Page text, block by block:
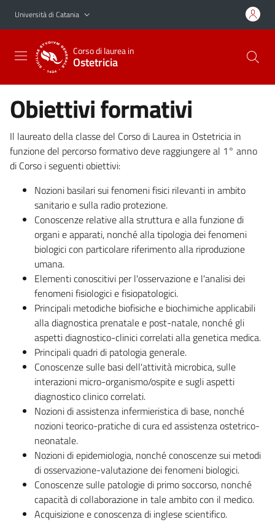
Vai al contenuto principale
Vai al menu di navigazione
Università di Catania
Corso di laurea in
Ostetricia
Obiettivi formativi
Il laureato della classe del Corso di Laurea in Ostetricia in
funzione del percorso formativo deve raggiungere al 1° anno
di Corso i seguenti obiettivi:
Nozioni basilari sui fenomeni fisici rilevanti in ambito
sanitario e sulla radio protezione.
Conoscenze relative alla struttura e alla funzione di
organi e apparati, nonché alla tipologia dei fenomeni
biologici con particolare riferimento alla riproduzione
umana.
Elementi conoscitivi per l'osservazione e l'analisi dei
fenomeni fisiologici e fisiopatologici.
Principali metodiche biofisiche e biochimiche applicabili
alla diagnostica prenatale e post-natale, nonché gli
aspetti diagnostico-clinici correlati alla genetica medica.
Principali quadri di patologia generale.
Conoscenze sulle basi dell'attività microbica, sulle
interazioni micro-organismo/ospite e sugli aspetti
diagnostico clinico correlati.
Nozioni di assistenza infermieristica di base, nonché
nozioni teorico-pratiche di cura ed assistenza ostetrico-
neonatale.
Nozioni di epidemiologia, nonché conoscenze sui metodi
di osservazione-valutazione dei fenomeni biologici.
Conoscenze sulle patologie di primo soccorso, nonché
capacità di collaborazione in tale ambito con il medico.
Acquisizione e conoscenza di inglese scientifico.